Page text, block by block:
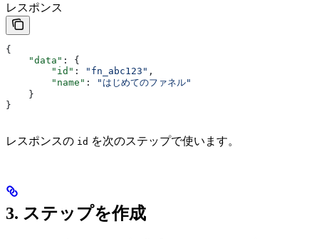
レスポンス
{
    "data"
: {
        "id"
: "fn_abc123" ,
        "name"
:
"はじめてのファネル"
    }
}
レスポンスの id を次のステップで使います。
3. ステップを作成